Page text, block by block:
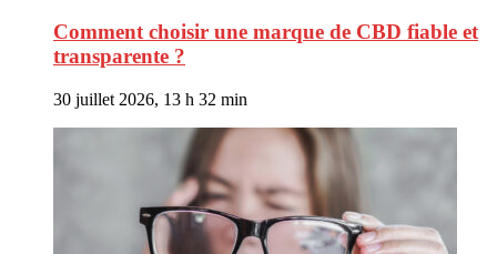
Comment choisir une marque de CBD fiable et
transparente ?
30 juillet 2026, 13 h 32 min